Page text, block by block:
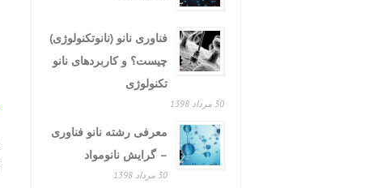
فناوری نانو (نانوتکنولوژی)
چیست؟ و کاربردهای نانو
تکنولوژی
30 مرداد 1398
معرفی رشته نانو فناوری
– گرایش نانومواد
30 مرداد 1398